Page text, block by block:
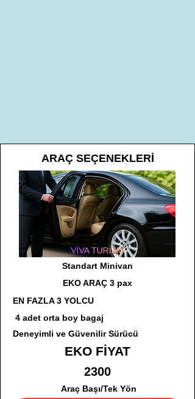
ARAÇ SEÇENEKLERİ
Standart Minivan
EKO ARAÇ 3 pax
EN FAZLA 3 YOLCU
4 adet orta boy bagaj
Deneyimli ve Güvenilir Sürücü
EKO FİYAT
2300
Araç Başı/Tek Yön